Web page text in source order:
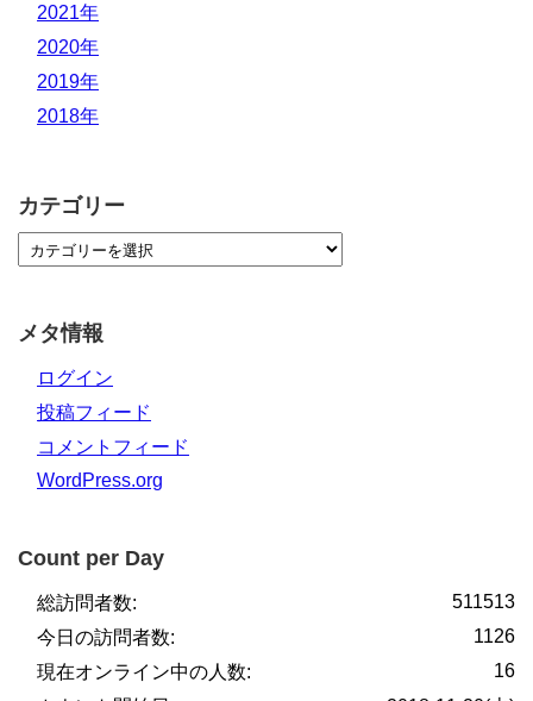
2021年
2020年
2019年
2018年
カテゴリー
メタ情報
ログイン
投稿フィード
コメントフィード
WordPress.org
Count per Day
511513
総訪問者数:
1126
今日の訪問者数:
16
現在オンライン中の人数: